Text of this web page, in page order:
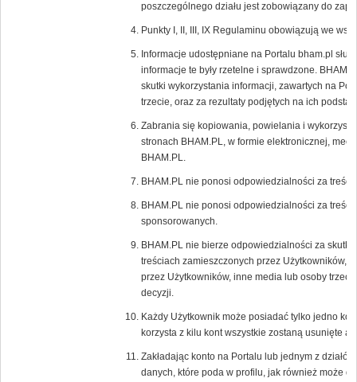
poszczególnego działu jest zobowiązany do
Punkty I, II, III, IX Regulaminu obowiązują we
Informacje udostępniane na Portalu bham.pl
informacje te były rzetelne i sprawdzone.
skutki wykorzystania informacji, zawartych na
trzecie, oraz za rezultaty podjętych na ich
Zabrania się kopiowania, powielania i
stronach BHAM.PL, w formie elektronicznej,
BHAM.PL.
BHAM.PL nie ponosi odpowiedzialności za
BHAM.PL nie ponosi odpowiedzialności za treści
sponsorowanych.
BHAM.PL nie bierze odpowiedzialności za
treściach zamieszczonych przez Użytkowników,
przez Użytkowników, inne media lub osoby
decyzji.
Każdy Użytkownik może posiadać tylko jedno
korzysta z kilu kont wszystkie zostaną usunięte
Zakładając konto na Portalu lub jednym z
danych, które poda w profilu, jak również może